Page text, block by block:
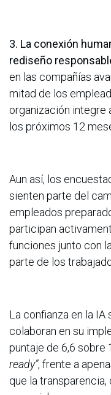
3. La conexión
rediseño
en las compañías
mitad de los
organización integre
los próximos 12
Aun así, los
sienten parte del
empleados
participan
funciones junto con
parte de los
La confianza en la
colaboran en su
puntaje de 6,6 sobre
ready”, frente a
que la